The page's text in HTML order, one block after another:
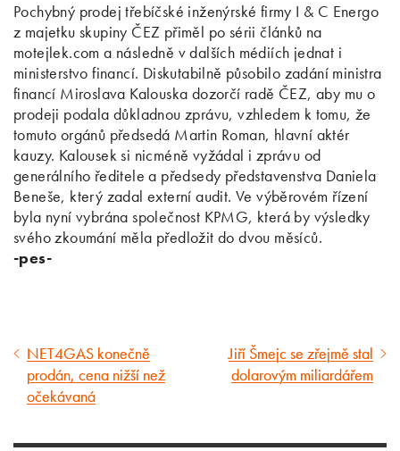
Pochybný prodej třebíčské inženýrské firmy I & C Energo
z majetku skupiny ČEZ přiměl po sérii článků na
motejlek.com a následně v dalších médiích jednat i
ministerstvo financí. Diskutabilně působilo zadání ministra
financí Miroslava Kalouska dozorčí radě ČEZ, aby mu o
prodeji podala důkladnou zprávu, vzhledem k tomu, že
tomuto orgánů předsedá Martin Roman, hlavní aktér
kauzy. Kalousek si nicméně vyžádal i zprávu od
generálního ředitele a předsedy představenstva Daniela
Beneše, který zadal externí audit. Ve výběrovém řízení
byla nyní vybrána společnost KPMG, která by výsledky
svého zkoumání měla předložit do dvou měsíců.
-pes-
Předcházející
článek
NET4GAS konečně
prodán, cena nižší než
očekávaná
Následující
článek
Jiří Šmejc se zřejmě stal
dolarovým miliardářem